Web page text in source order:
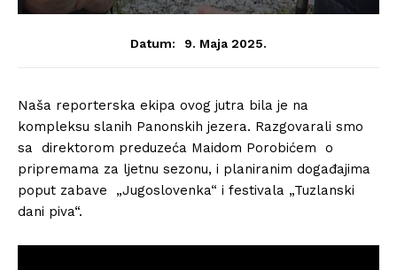
Datum: 9. Maja 2025.
Naša reporterska ekipa ovog jutra bila je na
kompleksu slanih Panonskih jezera. Razgovarali smo
sa direktorom preduzeća Maidom Porobićem o
pripremama za ljetnu sezonu, i planiranim događajima
poput zabave „Jugoslovenka“ i festivala „Tuzlanski
dani piva“.